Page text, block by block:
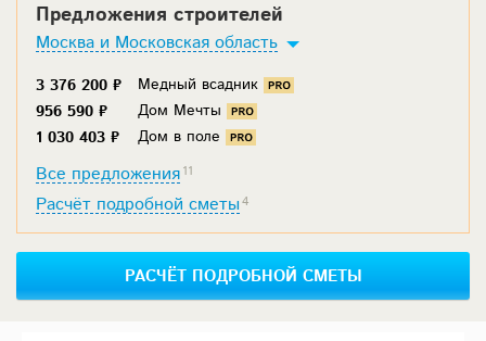
Предложения строителей
Москва и Московская область
3 376 200 ₽
Медный всадник
956 590 ₽
Дом Мечты
1 030 403 ₽
Дом в поле
Все предложения11
Расчёт подробной сметы4
РАСЧЁТ ПОДРОБНОЙ СМЕТЫ